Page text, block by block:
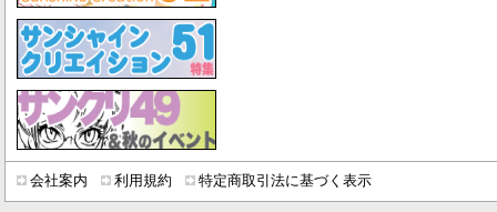
会社案内 利用規約 特定商取引法に基づく表示